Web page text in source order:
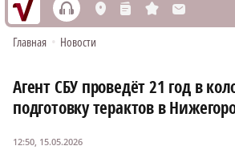
h L n s M
Главная • Новости
Агент СБУ проведёт 21 год в
подготовку терактов в
12:50, 15.05.2026